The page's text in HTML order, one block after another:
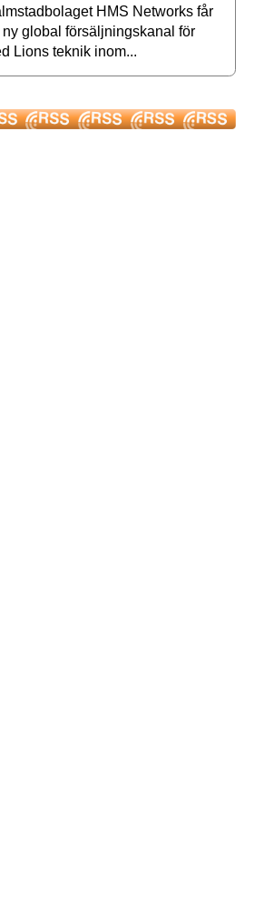
HMS Networks får
ny global försäljningskanal för
Lions teknik inom...